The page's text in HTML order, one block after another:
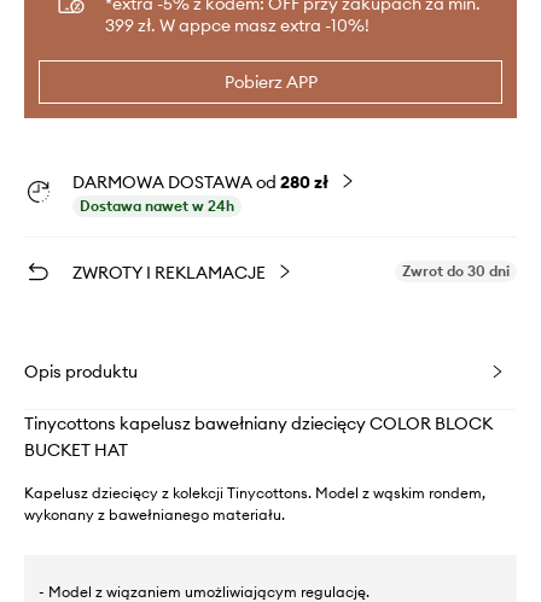
399 zł. W appce masz extra -10%!
Pobierz APP
DARMOWA DOSTAWA od 280 zł
Dostawa nawet w 24h
ZWROTY I REKLAMACJE Zwrot do 30 dni
Opis produktu
Tinycottons kapelusz bawełniany dziecięcy COLOR BLOCK
BUCKET HAT
Kapelusz dziecięcy z kolekcji Tinycottons. Model z wąskim rondem,
wykonany z bawełnianego materiału.
- Model z wiązaniem umożliwiającym regulację.